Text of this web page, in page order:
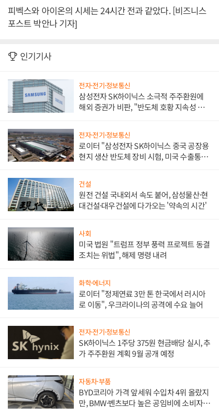
피벡스와 아이온의 시세는 24시간 전과 같았다. [비즈니스
포스트 박안나 기자]
인기기사
전자·전기·정보통신
삼성전자 SK하이닉스 소극적 주주환원에
해외 증권가 비판, "반도체 호황 지속성 의
전자·전기·정보통신
로이터 "삼성전자 SK하이닉스 중국 공장용
현지 생산 반도체 장비 시험, 미국 수출통제
건설
원전 건설 국내외서 속도 붙어, 삼성물산·현
대건설·대우건설에 다가오는 '약속의 시간'
사회
미국 법원 "트럼프 정부 풍력 프로젝트 동결
조치는 위법", 해제 명령 내려
화학·에너지
로이터 "정제연료 3만 톤 한국에서 러시아
로 이동", 우크라이나의 공격에 수요 늘어
전자·전기·정보통신
SK하이닉스 1주당 375원 현금배당 실시, 추
가 주주환원 계획 9월 공개 예정
자동차·부품
BYD코리아 가격 앞세워 수입차 4위 올랐지
만, BMW·벤츠보다 높은 공임비에 소비자